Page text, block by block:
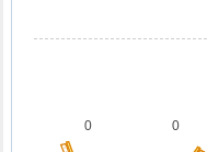
0 0